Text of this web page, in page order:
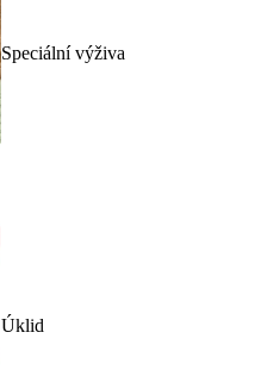
Speciální výživa
Úklid